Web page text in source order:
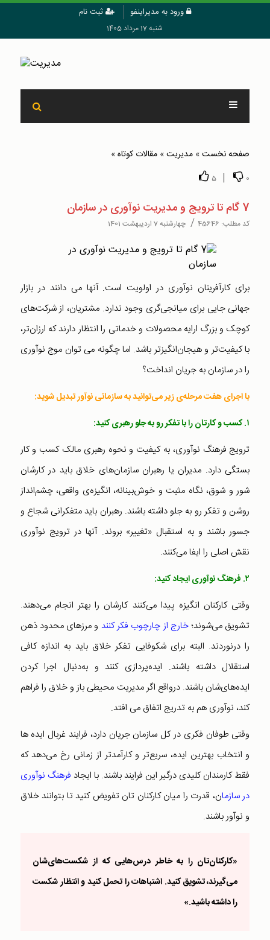
ورود به مدیراینفو ثبت نام
شنبه 17 مرداد 1405
صفحه نخست» مدیریت» مقالات کوتاه»
0
|
5
7 گام تا ترویج و مدیریت نوآوری در سازمان
کد مطلب: 45646
/ چهارشنبه 7 اردیبهشت 1401
برای کارآفرینان نوآوری در اولویت است. آنها می دانند در بازار
جهانی جایی برای میانجی‌گری وجود ندارد. مشتریان، از شرکت‌های
کوچک و بزرگ ارایه محصولات و خدماتی را انتظار دارند که ارزان‌تر،
با کیفیت‌تر و هیجان‌انگیزتر باشد. اما چگونه می توان موج نوآوری
را در سازمان به جریان انداخت؟
با اجرای هفت مرحله‌ی زیر می‌توانید به سازمانی نوآور تبدیل شوید:
۱. کسب و کارتان را با تفکر رو به جلو رهبری کنید:
ترویج فرهنگ نوآوری، به کیفیت و نحوه رهبری مالک کسب و کار
بستگی دارد. مدیران یا رهبران سازمان‌های خلاق باید در کارشان
شور و شوق، نگاه مثبت و خوش‌بینانه، انگیزه‌ی واقعی، چشم‌انداز
روشن و تفکر رو به جلو داشته باشند. رهبران باید متفکرانی شجاع و
جسور باشند و به استقبال «تغییر» بروند. آنها در ترویج نوآوری
نقش اصلی را ایفا می‌کنند.
۲. فرهنگ نوآوری ایجاد کنید:
وقتی کارکنان انگیزه پیدا می‌کنند کارشان را بهتر انجام می‌دهند.
تشویق می‌شوند؛ خارج از چارچوب فکر کنند و مرزهای محدود ذهن
را درنوردند. البته برای شکوفایی تفکر خلاق باید به اندازه کافی
استقلال داشته باشند. ایده‌‌پردازی کنند و به‌دنبال اجرا کردن
ایده‌های‌شان باشند. درواقع اگر مدیریت محیطی باز و خلاق را فراهم
کند، نوآوری هم به تدریج اتفاق می افتد.
وقتی طوفان فکری در کل سازمان جریان دارد، فرایند غربال ایده ها
و انتخاب بهترین ایده، سریع‌تر و کارآمدتر از زمانی رخ می‌دهد که
فقط کارمندان کلیدی درگیر این فرایند باشند. با ایجاد فرهنگ نوآوری
در سازمان، قدرت را میان کارکنان تان تفویض کنید تا بتوانند خلاق
و نوآور باشند.
«کارکنان‌تان را به خاطر درس‌هایی که از شکست‌های‌شان
می‌گیرند، تشویق کنید. اشتباهات را تحمل کنید و انتظار شکست
را داشته باشید.»